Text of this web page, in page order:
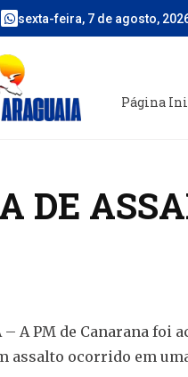
sexta-feira, 7 de agosto,
Página
DE
– A PM de Canarana
assalto ocorrido em